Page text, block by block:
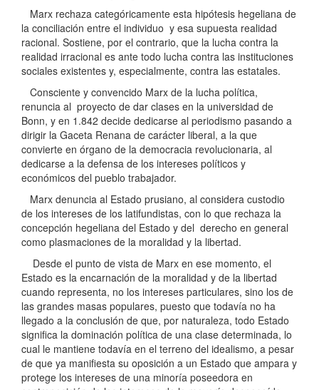
Marx rechaza categóricamente esta hipótesis hegeliana de
la conciliación entre el individuo y esa supuesta realidad
racional. Sostiene, por el contrario, que la lucha contra la
realidad irracional es ante todo lucha contra las instituciones
sociales existentes y, especialmente, contra las estatales.
Consciente y convencido Marx de la lucha política,
renuncia al proyecto de dar clases en la universidad de
Bonn, y en 1.842 decide dedicarse al periodismo pasando a
dirigir la Gaceta Renana de carácter liberal, a la que
convierte en órgano de la democracia revolucionaria, al
dedicarse a la defensa de los intereses políticos y
económicos del pueblo trabajador.
Marx denuncia al Estado prusiano, al considera custodio
de los intereses de los latifundistas, con lo que rechaza la
concepción hegeliana del Estado y del derecho en general
como plasmaciones de la moralidad y la libertad.
Desde el punto de vista de Marx en ese momento, el
Estado es la encarnación de la moralidad y de la libertad
cuando representa, no los intereses particulares, sino los de
las grandes masas populares, puesto que todavía no ha
llegado a la conclusión de que, por naturaleza, todo Estado
significa la dominación política de una clase determinada, lo
cual le mantiene todavía en el terreno del idealismo, a pesar
de que ya manifiesta su oposición a un Estado que ampara y
protege los intereses de una minoría poseedora en